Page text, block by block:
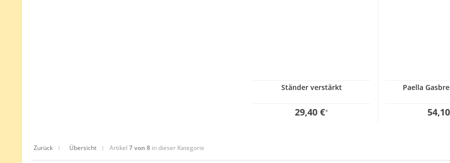
Ständer verstärkt
29,40 €*
Paella
Zurück | Übersicht | Artikel 7 von 8 in dieser Kategorie